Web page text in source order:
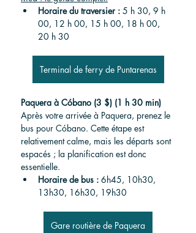
Horaire du traversier : 5 h 30, 9 h
00, 12 h 00, 15 h 00, 18 h 00,
20 h 30
Terminal de ferry de Puntarenas
Paquera à Cóbano (3 $) (1 h 30 min)
Après votre arrivée à Paquera, prenez le
bus pour Cóbano. Cette étape est
relativement calme, mais les départs sont
espacés ; la planification est donc
essentielle.
Horaire de bus : 6h45, 10h30,
13h30, 16h30, 19h30
Gare routière de Paquera